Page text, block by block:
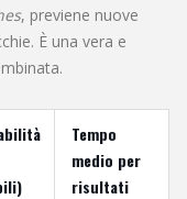
, previene nuove
È una vera e
Tempo
medio per
risultati